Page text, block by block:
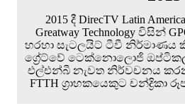
2015 දී DirecTV Latin
Greatway Technology විසින්
හරහා සැටලයිට් ටීවී නිර්මාණය
ග්‍රේට්වේ ටෙක්නොලොජි
එල්එන්බී නැවත නිර්වචනය
FTTH ග්‍රාහකයෙකුට චන්ද්‍රිකා